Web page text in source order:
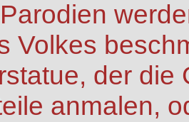
Volkes
der
anmalen,